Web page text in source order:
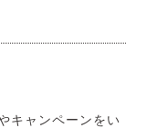
キャンペーンをい